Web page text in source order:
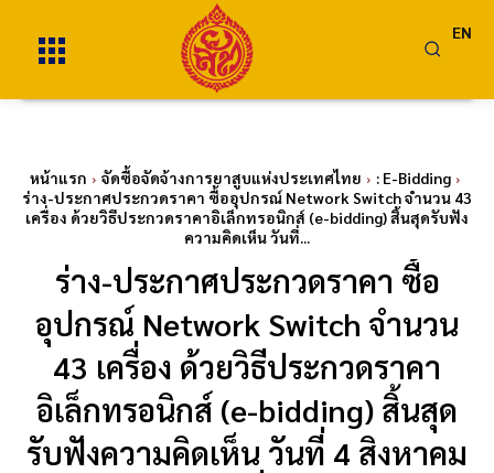
EN
หน้าแรก จัดซื้อจัดจ้างการยาสูบแห่งประเทศไทย
: E-Bidding
ร่าง-ประกาศประกวดราคา ซื้ออุปกรณ์ Network Switch จำนวน 43
เครื่อง ด้วยวิธีประกวดราคาอิเล็กทรอนิกส์ (e-bidding) สิ้นสุดรับฟัง
ความคิดเห็น วันที่...
ร่าง-ประกาศประกวดราคา ซื้อ
อุปกรณ์ Network Switch จำนวน
43 เครื่อง ด้วยวิธีประกวดราคา
อิเล็กทรอนิกส์ (e-bidding) สิ้นสุด
รับฟังความคิดเห็น วันที่ 4 สิงหาคม